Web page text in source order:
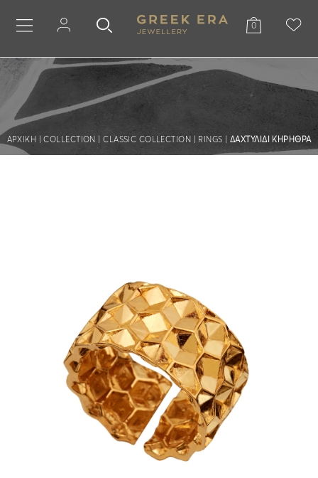
0
ΑΡΧΙΚΗ |COLLECTION |CLASSIC COLLECTION RINGS ΔΑΧΤΥΛΊΔΙ ΚΗΡΉΘΡΑ